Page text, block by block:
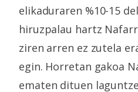
elikaduraren %10-15
hiruzpalau hartz
ziren arren ez zutela
egin. Horretan gakoa
ematen dituen